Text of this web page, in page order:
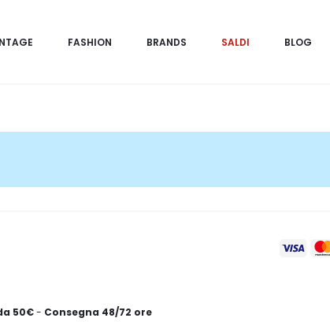
FASHION BRANDS SALDI BLOG
50€- Consegna 48/72 ore